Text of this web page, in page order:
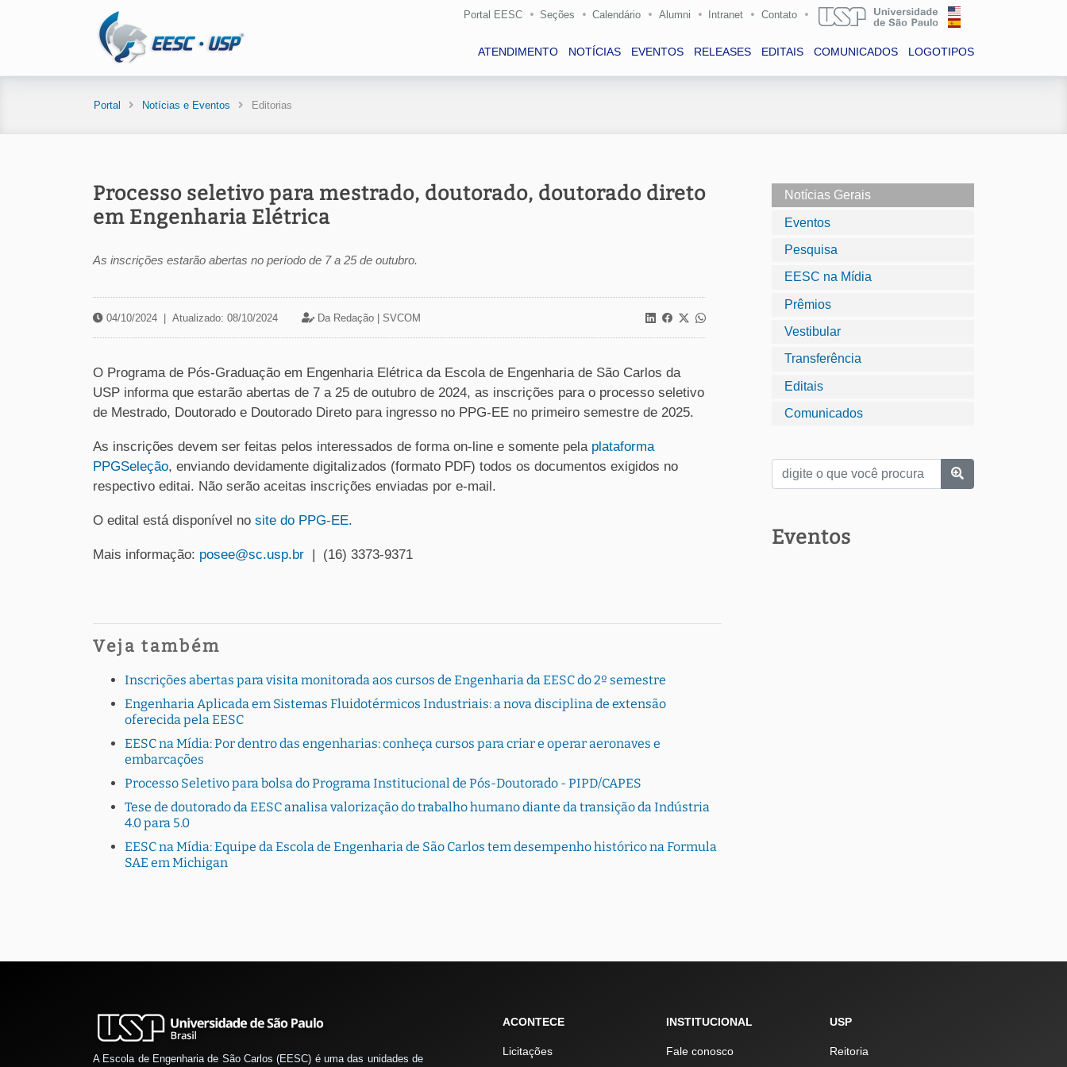
Portal EESC Seções Calendário Alumni Intranet Contato
ATENDIMENTO NOTÍCIAS EVENTOS RELEASES EDITAIS COMUNICADOS LOGOTIPOS
Portal Notícias e Eventos Editorias
Processo seletivo para mestrado, doutorado, doutorado direto
em Engenharia Elétrica
As inscrições estarão abertas no período de 7 a 25 de outubro.
04/10/2024 Atualizado: 08/10/2024 Da Redação | SVCOM
O Programa de Pós-Graduação em Engenharia Elétrica da Escola de Engenharia de São Carlos da
USP informa que estarão abertas de 7 a 25 de outubro de 2024, as inscrições para o processo seletivo
de Mestrado, Doutorado e Doutorado Direto para ingresso no PPG-EE no primeiro semestre de 2025.
As inscrições devem ser feitas pelos interessados de forma on-line e somente pela plataforma
PPGSeleção, enviando devidamente digitalizados (formato PDF) todos os documentos exigidos no
respectivo editai. Não serão aceitas inscrições enviadas por e-mail.
O edital está disponível no site do PPG-EE.
Mais informação: posee@sc.usp.br | (16) 3373-9371
Veja também
Inscrições abertas para visita monitorada aos cursos de Engenharia da EESC do 2º semestre
Engenharia Aplicada em Sistemas Fluidotérmicos Industriais: a nova disciplina de extensão
oferecida pela EESC
EESC na Mídia: Por dentro das engenharias: conheça cursos para criar e operar aeronaves e
embarcações
Processo Seletivo para bolsa do Programa Institucional de Pós-Doutorado - PIPD/CAPES
Tese de doutorado da EESC analisa valorização do trabalho humano diante da transição da Indústria
4.0 para 5.0
EESC na Mídia: Equipe da Escola de Engenharia de São Carlos tem desempenho histórico na Formula
SAE em Michigan
Notícias Gerais
Eventos
Pesquisa
EESC na Mídia
Prêmios
Vestibular
Transferência
Editais
Comunicados
Eventos
A Escola de Engenharia de São Carlos (EESC) é uma das unidades de
ACONTECE
Licitações
INSTITUCIONAL
Fale conosco
USP
Reitoria